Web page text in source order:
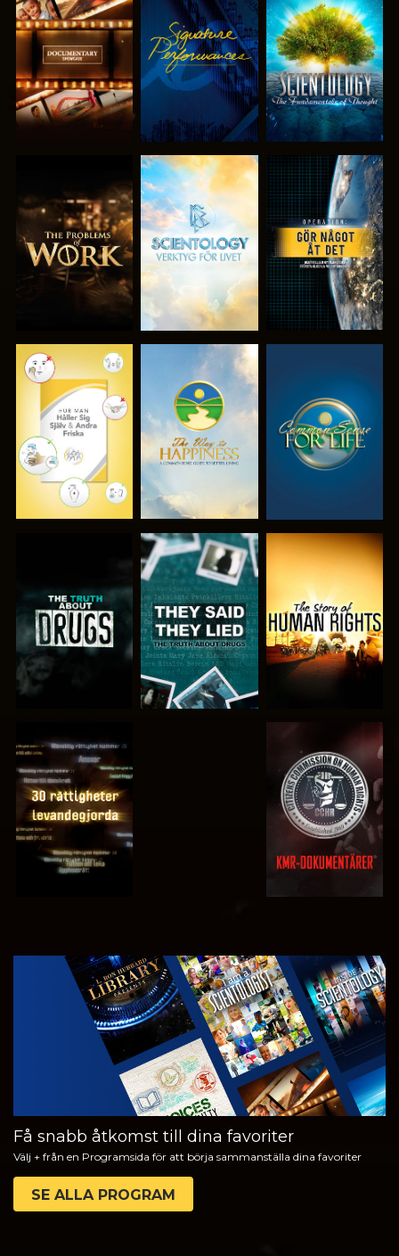
UTFORSKA
SERIEN
TITTA
UTFORSKA
SERIEN
UTFORSKA
SERIEN
UTFORSKA
SERIEN
TITTA
TITTA TITTA TITTA
TITTA TITTA
TITTA TITTA
TITTA
UTFORSKA
SERIEN
Få snabb åtkomst till dina favoriter
Välj + från en Programsida för att börja sammanställa dina favoriter
SE ALLA PROGRAM